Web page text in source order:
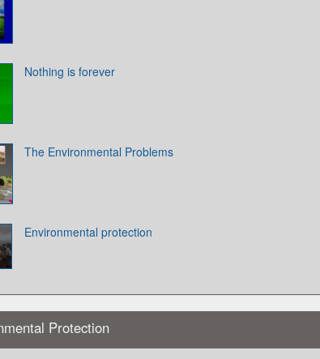
Nothing is forever
The Environmental Problems
Environmental protection
Protection